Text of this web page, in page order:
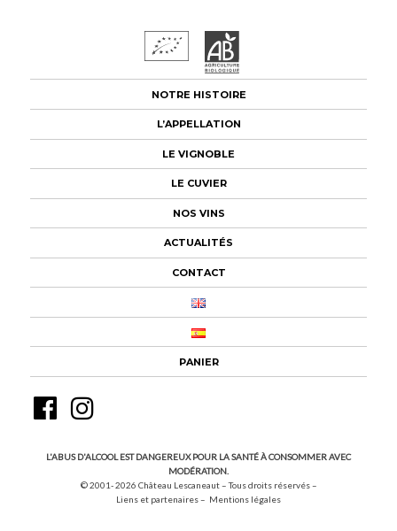
NOTRE HISTOIRE
L’APPELLATION
LE VIGNOBLE
LE CUVIER
NOS VINS
ACTUALITÉS
CONTACT
PANIER
Facebook
L'ABUS D'ALCOOL EST DANGEREUX POUR LA SANTÉ À CONSOMMER AVEC
MODÉRATION.
© 2001- 2026 Château Lescaneaut – Tous droits réservés –
Liens et partenaires
Mentions légales